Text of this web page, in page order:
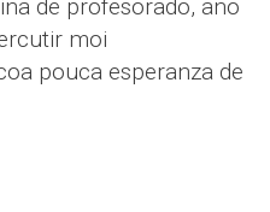
de profesorado, ano
moi
pouca esperanza de